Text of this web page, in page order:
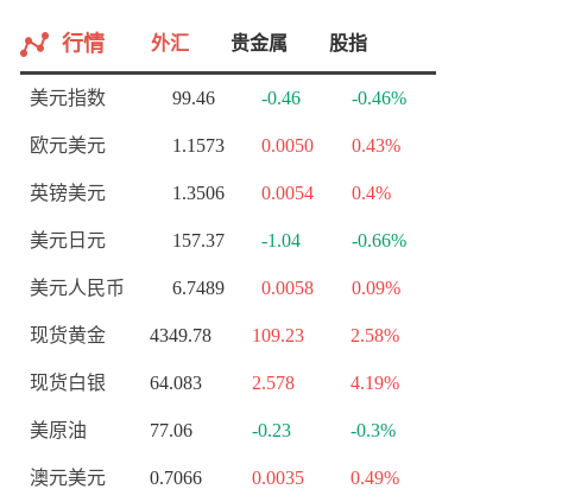
行情 外汇 贵金属 股指
美元指数 99.46 -0.46 -0.46%
欧元美元 1.1573 0.0050 0.43%
英镑美元 1.3506 0.0054 0.4%
美元日元 157.37 -1.04 -0.66%
美元人民币 6.7489 0.0058 0.09%
现货黄金 4349.78 109.23 2.58%
现货白银 64.083 2.578 4.19%
美原油 77.06 -0.23 -0.3%
澳元美元 0.7066 0.0035 0.49%